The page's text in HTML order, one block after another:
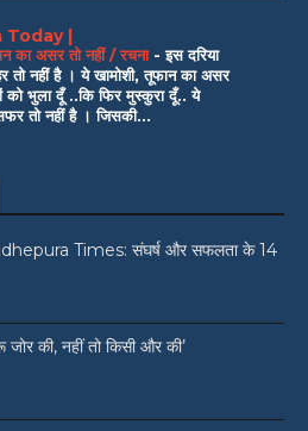
Today |
का असर तो नहीं / रचना -इस दरिया
तो नहीं है । ये खामोशी, तूफान का असर
को भुला दूँ ..कि फिर मुस्कुरा दूँ.. ये
तो नहीं है । जिसकी...
Times: संघर्ष और सफलता के 14
जोर की, नहीं तो किसी और की’